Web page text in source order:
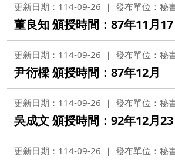
更新日期：114-09-26 發布單位：秘
董良知 頒授時間：87年11月
更新日期：114-09-26 發布單位：秘
尹衍樑 頒授時間：87年12月
更新日期：114-09-26 發布單位：秘
吳成文 頒授時間：92年12月
更新日期：114-09-26 發布單位：秘